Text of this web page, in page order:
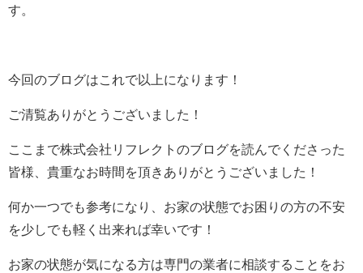
す。
今回のブログはこれで以上になります！
ご清覧ありがとうございました！
ここまで株式会社リフレクトのブログを読んでくださった
皆様、貴重なお時間を頂きありがとうございました！
何か一つでも参考になり、お家の状態でお困りの方の不安
を少しでも軽く出来れば幸いです！
お家の状態が気になる方は専門の業者に相談することをお